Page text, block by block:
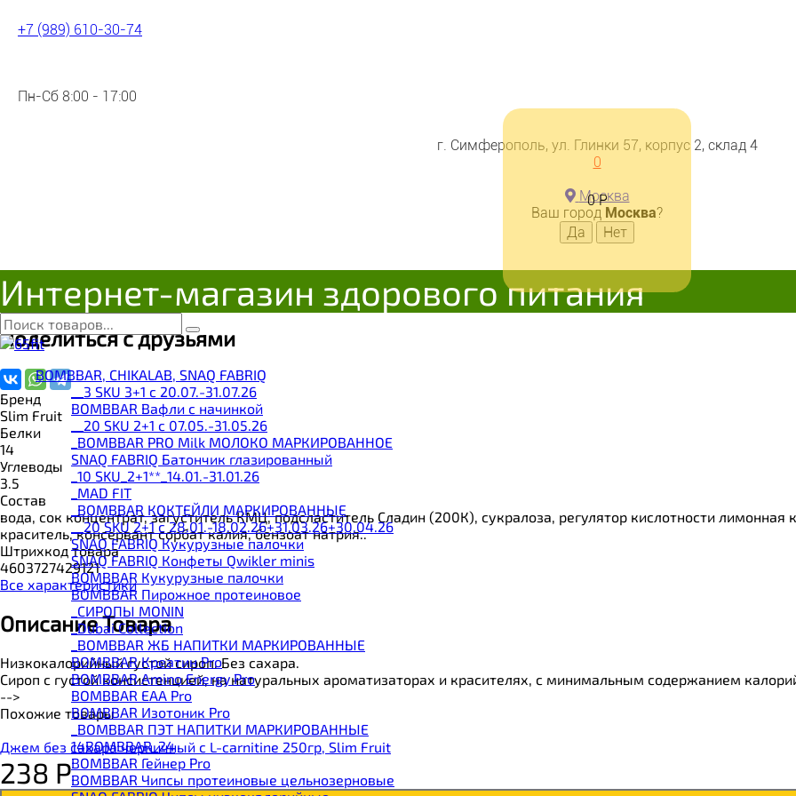
+7 (989) 610-30-74
Пн-Сб 8:00 - 17:00
г. Симферополь, ул. Глинки 57, корпус 2, склад 4
0
0Р
Москва
Ваш город Москва?
Интернет-магазин здорового питания
BOMBBAR, CHIKALAB, SNAQ FABRIQ
__3 SKU 3+1 с 20.07.-31.07.26
BOMBBAR Вафли с начинкой
__20 SKU 2+1 с 07.05.-31.05.26
_BOMBBAR PRO Milk МОЛОКО МАРКИРОВАННОЕ
SNAQ FABRIQ Батончик глазированный
_10 SKU_2+1**_14.01.-31.01.26
_MAD FIT
_BOMBBAR КОКТЕЙЛИ МАРКИРОВАННЫЕ
__20 SKU 2+1 с 28.01.-18.02.26+31.03.26+30.04.26
SNAQ FABRIQ Кукурузные палочки
SNAQ FABRIQ Конфеты Qwikler minis
BOMBBAR Кукурузные палочки
BOMBBAR Пирожное протеиновое
_CИРОПЫ MONIN
_Dubai Collection
_BOMBBAR ЖБ НАПИТКИ МАРКИРОВАННЫЕ
BOMBBAR Креатин Pro
BOMBBAR Amino Energy Pro
BOMBBAR EAA Pro
BOMBBAR Изотоник Pro
_BOMBBAR ПЭТ НАПИТКИ МАРКИРОВАННЫЕ
14BOMBBAR_24
BOMBBAR Гейнер Pro
BOMBBAR Чипсы протеиновые цельнозерновые
Низкокалорийный густой сироп со вкусом малины 310гр,
Добавляется...В корзину
Поделиться с друзьями
Бренд
Slim Fruit
Белки
14
Углеводы
3.5
Состав
вода, сок концентрат, загуститель КМЦ, подсластитель Сладин (200К), сукралоза, регулятор кислотности
краситель, консервант сорбат калия, бензоат натрия..
Штрихкод товара
4603727429121
Все характеристики
Описание Товара
Низкокалорийный густой сироп. Без сахара.
Сироп с густой консистенцией, на натуральных ароматизаторах и красителях, с минимальным содержанием
-->
Похожие товары
Джем без сахара черничный с L-carnitine 250гр, Slim Fruit
238 Р